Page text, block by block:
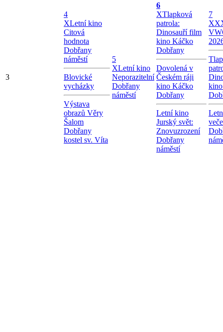
3
4
XLetní kino
Citová
hodnota
Dobřany
náměstí
Blovické
vycházky
Výstava
obrazů Věry
Šalom
Dobřany
kostel sv. Víta
5
XLetní kino
Neporazitelní
Dobřany
náměstí
6
XTlapková
patrola:
Dinosauří film
kino Káčko
Dobřany
Dovolená v
Českém ráji
kino Káčko
Dobřany
Letní kino
Jurský svět:
Znovuzrození
Dobřany
náměstí
7
X